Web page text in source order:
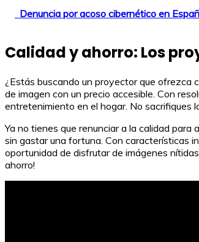
Denuncia por acoso cibernético en
Calidad y ahorro: Los
¿Estás buscando un proyector que ofrezca
de imagen con un precio accesible. Con
entretenimiento en el hogar. No sacrifiques
Ya no tienes que renunciar a la calidad
sin gastar una fortuna. Con características
oportunidad de disfrutar de imágenes
ahorro!